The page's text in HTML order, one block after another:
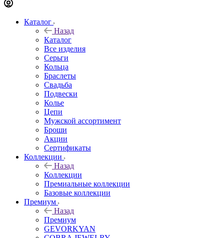
Каталог
Назад
Каталог
Все изделия
Серьги
Кольца
Браслеты
Свадьба
Подвески
Колье
Цепи
Мужской ассортимент
Броши
Акции
Сертификаты
Коллекции
Назад
Коллекции
Премиальные коллекции
Базовые коллекции
Премиум
Назад
Премиум
GEVORKYAN